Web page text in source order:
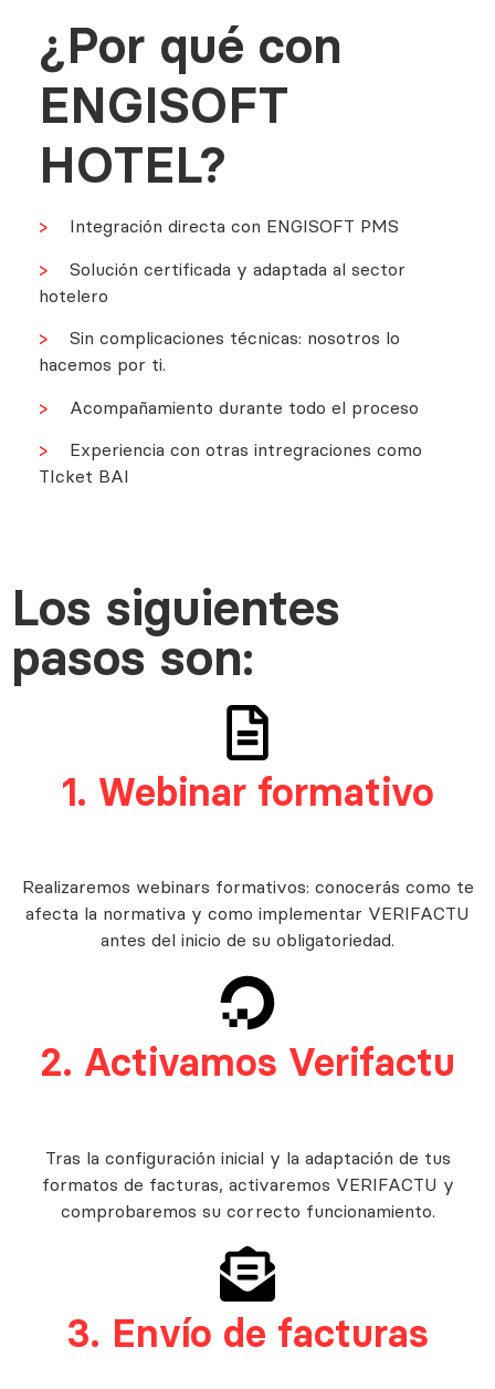
¿Por qué con
ENGISOFT
HOTEL?
> Integración directa con ENGISOFT PMS
> Solución certificada y adaptada al sector
hotelero
> Sin complicaciones técnicas: nosotros lo
hacemos por ti.
> Acompañamiento durante todo el proceso
> Experiencia con otras intregraciones como
TIcket BAI
Los siguientes
pasos son:
1. Webinar formativo
Realizaremos webinars formativos: conocerás como te
afecta la normativa y como implementar VERIFACTU
antes del inicio de su obligatoriedad.
2. Activamos Verifactu
Tras la configuración inicial y la adaptación de tus
formatos de facturas, activaremos VERIFACTU y
comprobaremos su correcto funcionamiento.
3. Envío de facturas